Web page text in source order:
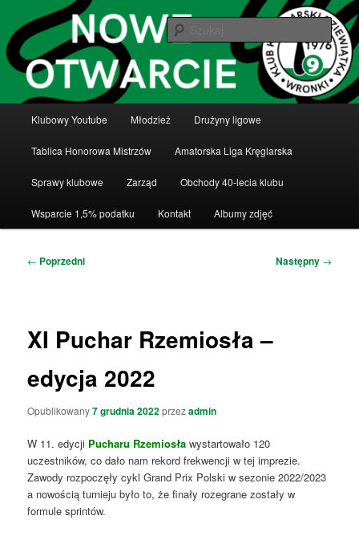
tekstu
Klub Kręglarski Dziewiątka Wronki
Klub Kręglarski Dziewiątka Wronki
Klubowy Youtube Młodzież Drużyny ligowe
Tablica Honorowa Mistrzów Amatorska Liga Kręglarska
Sprawy klubowe Zarząd Obchody 40-lecia klubu
Wsparcie 1,5% podatku Kontakt Albumy zdjęć
Nawigacja
← Poprzedni Następny →
XI Puchar Rzemiosła –
edycja 2022
Opublikowany7 grudnia 2022przezadmin
W 11. edycji Pucharu Rzemiosła wystartowało 120
uczestników, co dało nam rekord frekwencji w tej imprezie.
Zawody rozpoczęły cykl Grand Prix Polski w sezonie 2022/2023
a nowością turnieju było to, że finały rozegrane zostały w
formule sprintów.